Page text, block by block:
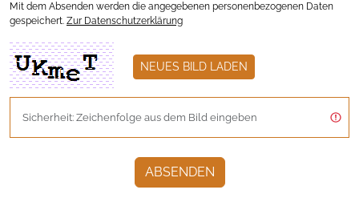
Mit dem Absenden werden die angegebenen personenbezogenen Daten
gespeichert. Zur Datenschutzerklärung
NEUES BILD LADEN
ABSENDEN